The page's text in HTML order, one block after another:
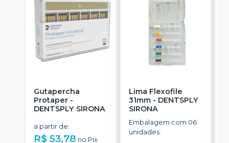
Gutapercha
Protaper -
DENTSPLY SIRONA
a partir de:
R$ 53,78 no Pix
Lima Flexofile
31mm- DENTSPLY
SIRONA
Embalagem com 06
unidades.